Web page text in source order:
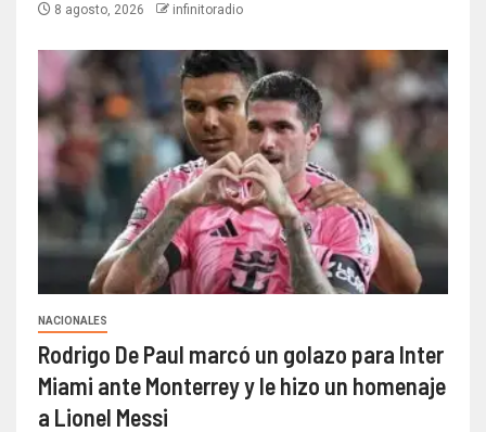
8 agosto, 2026 infinitoradio
NACIONALES
Rodrigo De Paul marcó un golazo para Inter
Miami ante Monterrey y le hizo un homenaje
a Lionel Messi